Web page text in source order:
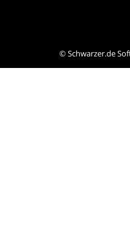
©Schwarzer.de